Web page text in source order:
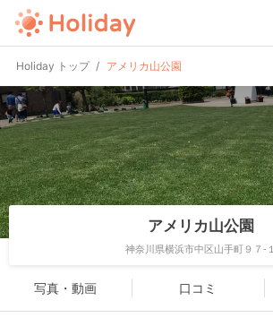
Holiday トップ アメリカ山公園
アメリカ山公園
神奈川県横浜市中区山手町９７-１
写真・動画 口コミ